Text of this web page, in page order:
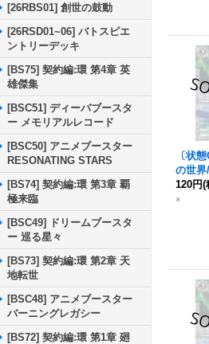
[26RBS01] 創世の鼓動
[26RSD01~06] バトスピエ
ントリーデッキ
[BS75] 契約編:環 第4章 英
雄傑集
[BSC51] ディーバブースタ
ー メモリアルレコード
[BSC50] アニメブースター
RESONATING STARS
[BS74] 契約編:環 第3章 覇
極来臨
[BSC49] ドリームブースタ
ー 巡る星々
[BS73] 契約編:環 第2章 天
地転世
[BSC48] アニメブースター
バーニングレガシー
[BS72] 契約編:環 第1章 廻
〔状
の世
38収録
52-
120円(
×